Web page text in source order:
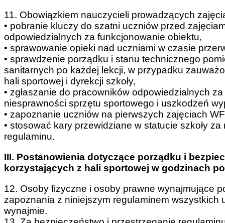
11. Obowiązkiem nauczycieli prowadzących
• pobranie kluczy do szatni uczniów przed
odpowiedzialnych za funkcjonowanie obiektu,
• sprawowanie opieki nad uczniami w czasie
• sprawdzenie porządku i stanu technicznego
sanitarnych po każdej lekcji, w przypadku
hali sportowej i dyrekcji szkoły,
• zgłaszanie do pracowników odpowiedzialnych
niesprawności sprzętu sportowego i uszkodzeń
• zapoznanie uczniów na pierwszych zajęciach
• stosować kary przewidziane w statucie szkoły
regulaminu.
III. Postanowienia dotyczące porządku i
korzystających z hali sportowej w godzinach
12. Osoby fizyczne i osoby prawne wynajmujące
zapoznania z niniejszym regulaminem wszystkich
wynajmie.